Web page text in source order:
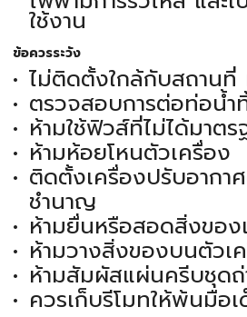
ใช้งาน
ข้อควรระวัง
ไม่ติดตั้งใกล้กับสถานที่
ตรวจสอบการต่อท่อน้ำ
ห้ามใช้ฟิวส์ที่ไม่ได้มาตร
ห้ามห้อยโหนตัวเครื่อง
ติดตั้งเครื่องปรับอากา
ชำนาญ
ห้ามยื่นหรือสอดสิ่งของ
ห้ามวางสิ่งของบนตัวเ
ห้ามสัมผัสแผ่นครีบชุดถ่
ควรเก็บรีโมทให้พ้นมือ